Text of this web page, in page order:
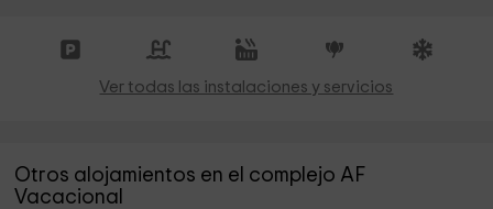
Ver todas las instalaciones y servicios
Otros alojamientos en el complejo AF
Vacacional